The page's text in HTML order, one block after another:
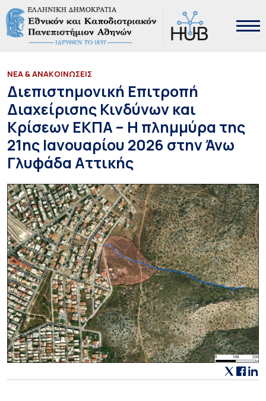
ΝΕΑ & ΑΝΑΚΟΙΝΩΣΕΙΣ
Διεπιστημονική Επιτροπή
Διαχείρισης Κινδύνων και
Κρίσεων ΕΚΠΑ – Η πλημμύρα της
21ης Ιανουαρίου 2026 στην Άνω
Γλυφάδα Αττικής